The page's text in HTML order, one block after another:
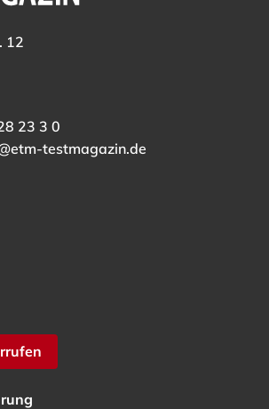
12
23 3 0
testmagazin.de